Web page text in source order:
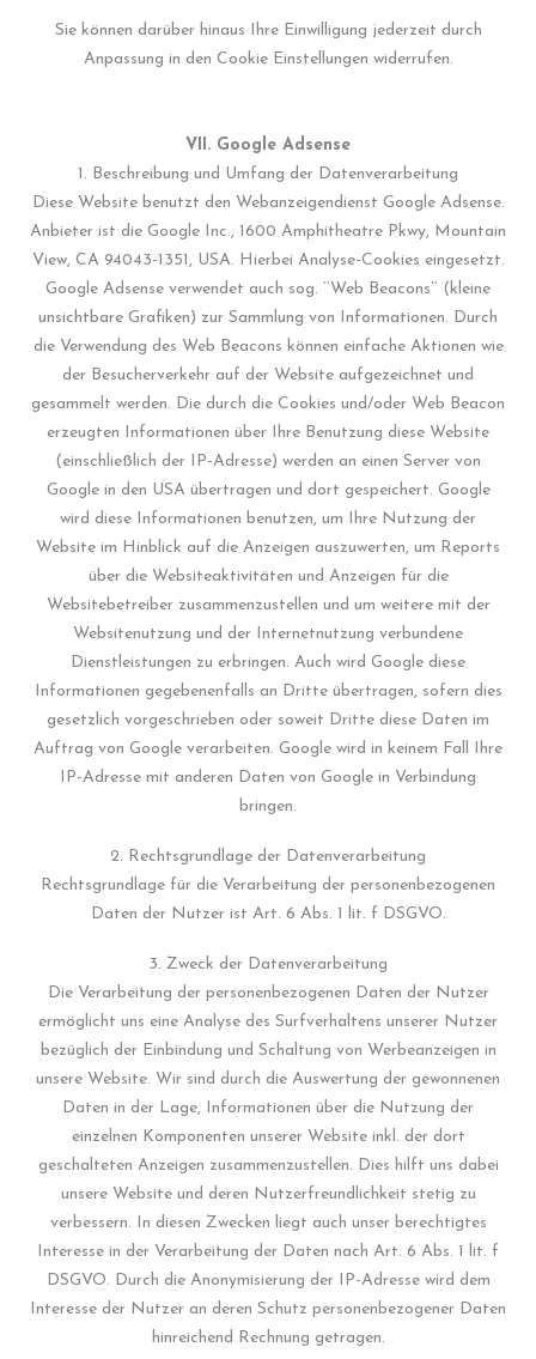
Sie können darüber hinaus Ihre Einwilligung jederzeit durch
Anpassung in den Cookie Einstellungen widerrufen.
VII. Google Adsense
1. Beschreibung und Umfang der Datenverarbeitung
Diese Website benutzt den Webanzeigendienst Google Adsense.
Anbieter ist die Google Inc., 1600 Amphitheatre Pkwy, Mountain
View, CA 94043-1351, USA. Hierbei Analyse-Cookies eingesetzt.
Google Adsense verwendet auch sog. ‘‘Web Beacons’‘ (kleine
unsichtbare Grafiken) zur Sammlung von Informationen. Durch
die Verwendung des Web Beacons können einfache Aktionen wie
der Besucherverkehr auf der Website aufgezeichnet und
gesammelt werden. Die durch die Cookies und/oder Web Beacon
erzeugten Informationen über Ihre Benutzung diese Website
(einschließlich der IP-Adresse) werden an einen Server von
Google in den USA übertragen und dort gespeichert. Google
wird diese Informationen benutzen, um Ihre Nutzung der
Website im Hinblick auf die Anzeigen auszuwerten, um Reports
über die Websiteaktivitäten und Anzeigen für die
Websitebetreiber zusammenzustellen und um weitere mit der
Websitenutzung und der Internetnutzung verbundene
Dienstleistungen zu erbringen. Auch wird Google diese
Informationen gegebenenfalls an Dritte übertragen, sofern dies
gesetzlich vorgeschrieben oder soweit Dritte diese Daten im
Auftrag von Google verarbeiten. Google wird in keinem Fall Ihre
IP-Adresse mit anderen Daten von Google in Verbindung
bringen.
2. Rechtsgrundlage der Datenverarbeitung
Rechtsgrundlage für die Verarbeitung der personenbezogenen
Daten der Nutzer ist Art. 6 Abs. 1 lit. f DSGVO.
3. Zweck der Datenverarbeitung
Die Verarbeitung der personenbezogenen Daten der Nutzer
ermöglicht uns eine Analyse des Surfverhaltens unserer Nutzer
bezüglich der Einbindung und Schaltung von Werbeanzeigen in
unsere Website. Wir sind durch die Auswertung der gewonnenen
Daten in der Lage, Informationen über die Nutzung der
einzelnen Komponenten unserer Website inkl. der dort
geschalteten Anzeigen zusammenzustellen. Dies hilft uns dabei
unsere Website und deren Nutzerfreundlichkeit stetig zu
verbessern. In diesen Zwecken liegt auch unser berechtigtes
Interesse in der Verarbeitung der Daten nach Art. 6 Abs. 1 lit. f
DSGVO. Durch die Anonymisierung der IP-Adresse wird dem
Interesse der Nutzer an deren Schutz personenbezogener Daten
hinreichend Rechnung getragen.